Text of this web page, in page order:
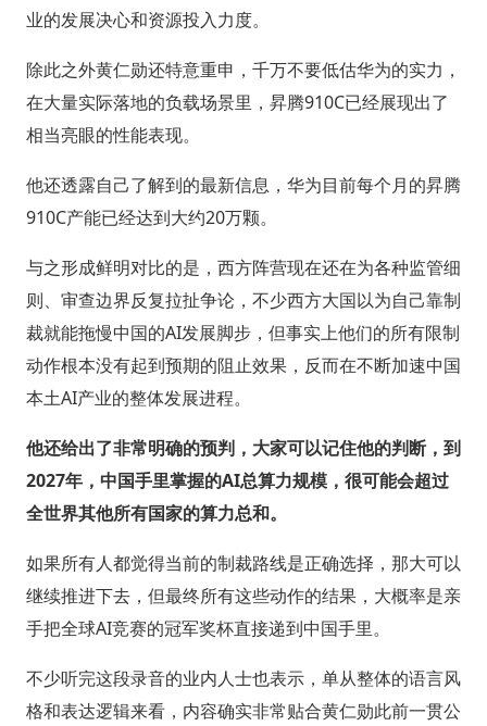
业的发展决心和资源投入力度。
除此之外黄仁勋还特意重申，千万不要低估华为的实力，
在大量实际落地的负载场景里，昇腾910C已经展现出了
相当亮眼的性能表现。
他还透露自己了解到的最新信息，华为目前每个月的昇腾
910C产能已经达到大约20万颗。
与之形成鲜明对比的是，西方阵营现在还在为各种监管细
则、审查边界反复拉扯争论，不少西方大国以为自己靠制
裁就能拖慢中国的AI发展脚步，但事实上他们的所有限制
动作根本没有起到预期的阻止效果，反而在不断加速中国
本土AI产业的整体发展进程。
他还给出了非常明确的预判，大家可以记住他的判断，到
2027年，中国手里掌握的AI总算力规模，很可能会超过
全世界其他所有国家的算力总和。
如果所有人都觉得当前的制裁路线是正确选择，那大可以
继续推进下去，但最终所有这些动作的结果，大概率是亲
手把全球AI竞赛的冠军奖杯直接递到中国手里。
不少听完这段录音的业内人士也表示，单从整体的语言风
格和表达逻辑来看，内容确实非常贴合黄仁勋此前一贯公